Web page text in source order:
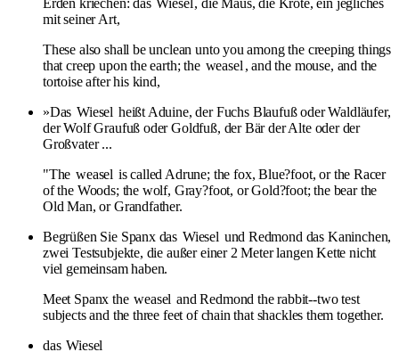
mit seiner Art,
These also shall be unclean unto you among the creeping things
that creep upon the earth; the weasel , and the mouse, and the
tortoise after his kind,
»Das Wiesel heißt Aduine, der Fuchs Blaufuß oder Waldläufer,
der Wolf Graufuß oder Goldfuß, der Bär der Alte oder der
Großvater ...
"The weasel is called Adrune; the fox, Blue?foot, or the Racer
of the Woods; the wolf, Gray?foot, or Gold?foot; the bear the
Old Man, or Grandfather.
Begrüßen Sie Spanx das Wiesel und Redmond das Kaninchen,
zwei Testsubjekte, die außer einer 2 Meter langen Kette nicht
viel gemeinsam haben.
Meet Spanx the weasel and Redmond the rabbit--two test
subjects and the three feet of chain that shackles them together.
das Wiesel